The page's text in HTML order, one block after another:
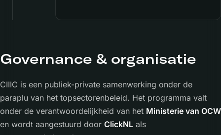
Governance & organisatie
CIIIC is een publiek-private samenwerking onder de
paraplu van het topsectorenbeleid. Het programma valt
onder de verantwoordelijkheid van het Ministerie van OCW
en wordt aangestuurd door ClickNL als